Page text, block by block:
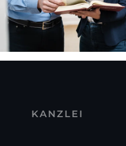
KANZLEI